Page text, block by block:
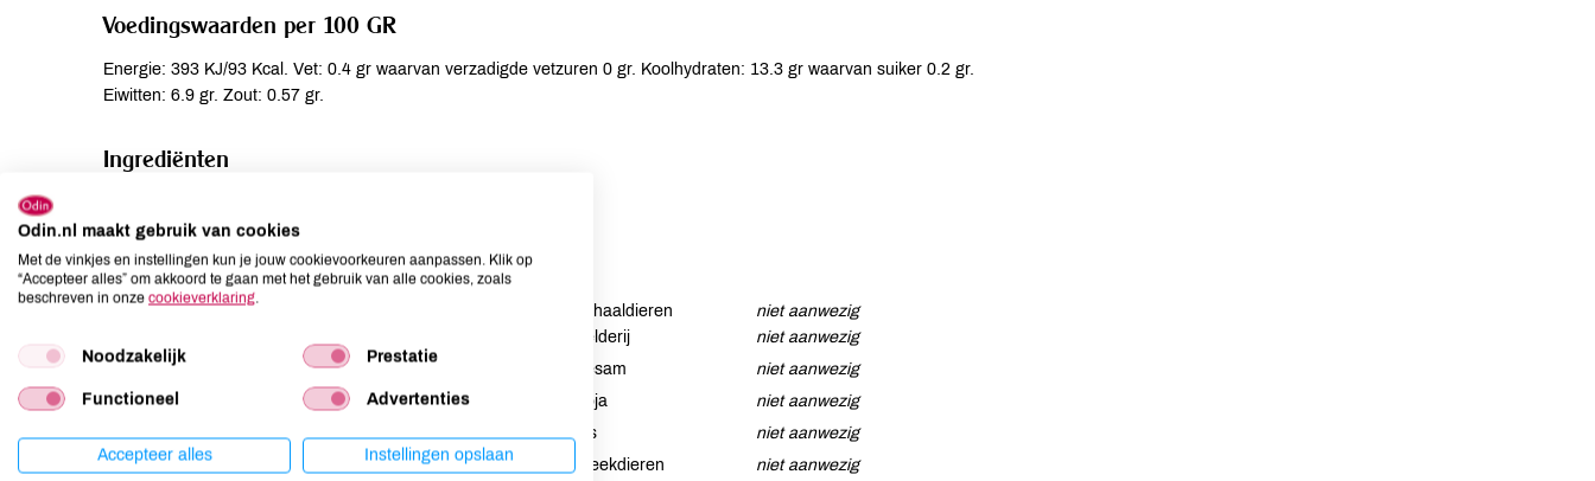
Voedingswaarden per 100 GR
Energie: 393 KJ/93 Kcal. Vet: 0.4 gr waarvan verzadigde vetzuren 0 gr. Koolhydraten: 13.3 gr waarvan suiker 0.2 gr.
Eiwitten: 6.9 gr. Zout: 0.57 gr.
Ingrediënten
Allergenen
Aardnoten
niet aanwezig
Lactose
niet aanwezig
Lupine
niet aanwezig
Mosterd
niet aanwezig
Schaaldieren
niet aanwezig
Selderij
niet aanwezig
Sesam
niet aanwezig
Soja
niet aanwezig
Vis
niet aanwezig
Weekdieren
niet aanwezig
Odin.nl maakt gebruik van cookies
Met de vinkjes en instellingen kun je jouw cookievoorkeuren aanpassen. Klik op
“Accepteer alles” om akkoord te gaan met het gebruik van alle cookies, zoals
beschreven in onze cookieverklaring.
Noodzakelijk Prestatie
Functioneel Advertenties
Accepteer alles Instellingen opslaan